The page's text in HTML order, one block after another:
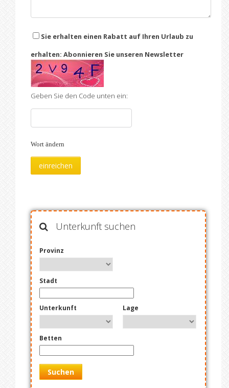
Sie erhalten einen Rabatt auf Ihren Urlaub zu
erhalten: Abonnieren Sie unseren Newsletter
Geben Sie den Code unten ein:
Wort ändern
Unterkunft suchen
Provinz
Stadt
Unterkunft Lage
Betten
Suchen